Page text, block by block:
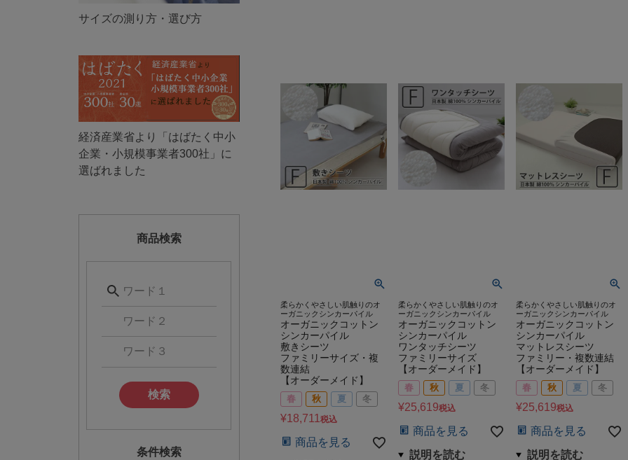
サイズの測り方・選び方
経済産業省より「はばたく中小
企業・小規模事業者300社」に
選ばれました
商品検索
検索
条件検索
柔らかくやさしい肌触りのオ
ーガニックシンカーパイル
オーガニックコットン
シンカーパイル
敷きシーツ
ファミリーサイズ・複
数連結
【オーダーメイド】
春 秋 夏 冬
¥18,711 税込
商品を見る
柔らかくやさしい肌触りのオ
ーガニックシンカーパイル
オーガニックコットン
シンカーパイル
ワンタッチシーツ
ファミリーサイズ
【オーダーメイド】
春 秋 夏 冬
¥25,619税込
商品を見る
柔らかくやさしい肌触りのオ
ーガニックシンカーパイル
オーガニックコットン
シンカーパイル
マットレスシーツ
ファミリー・複数連結
【オーダーメイド】
春 秋 夏 冬
¥25,619税込
商品を見る